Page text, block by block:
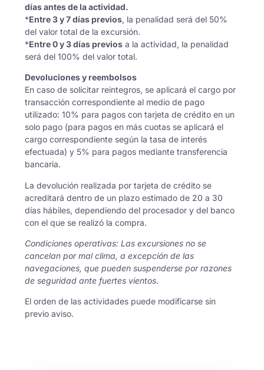
días antes de la actividad.
*Entre 3 y 7 días previos, la penalidad será del 50%
del valor total de la excursión.
*Entre 0 y 3 días previos a la actividad, la penalidad
será del 100% del valor total.
Devoluciones y reembolsos
En caso de solicitar reintegros, se aplicará el cargo por
transacción correspondiente al medio de pago
utilizado: 10% para pagos con tarjeta de crédito en un
solo pago (para pagos en más cuotas se aplicará el
cargo correspondiente según la tasa de interés
efectuada) y 5% para pagos mediante transferencia
bancaria.
La devolución realizada por tarjeta de crédito se
acreditará dentro de un plazo estimado de 20 a 30
días hábiles, dependiendo del procesador y del banco
con el que se realizó la compra.
Condiciones operativas: Las excursiones no se
cancelan por mal clima, a excepción de las
navegaciones, que pueden suspenderse por razones
de seguridad ante fuertes vientos.
El orden de las actividades puede modificarse sin
previo aviso.